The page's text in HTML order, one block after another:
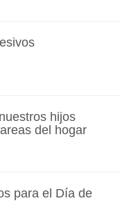
hijos
del hogar
para el Día de